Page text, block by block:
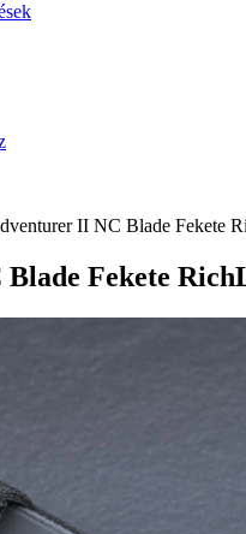
II NC Blade Fekete
Fekete